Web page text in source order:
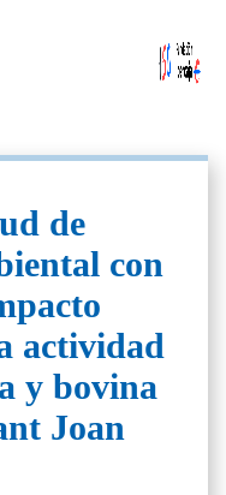
de
con
actividad
y bovina
Joan